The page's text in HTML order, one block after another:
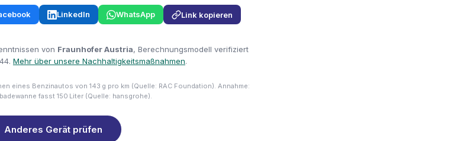
LinkedIn WhatsApp Link kopieren
von Fraunhofer Austria, Berechnungsmodell verifiziert
Mehr über unsere Nachhaltigkeitsmaßnahmen.
eines Benzinautos von 143 g pro km (Quelle: RAC Foundation). Annahme:
fasst 150 Liter (Quelle: hansgrohe).
Anderes Gerät prüfen